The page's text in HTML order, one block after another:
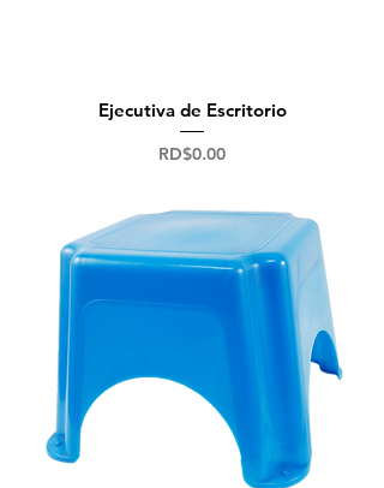
Ejecutiva de Escritorio
Precio
RD$0.00